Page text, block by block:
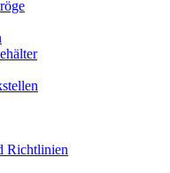
Richtlinien